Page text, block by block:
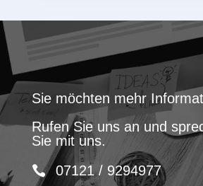
Sie möchten mehr
Rufen Sie uns an und
Sie mit uns.
07121 / 9294977